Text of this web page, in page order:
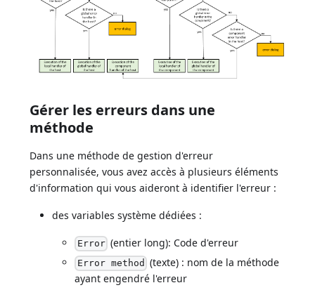
Gérer les erreurs dans une
méthode
Dans une méthode de gestion d'erreur
personnalisée, vous avez accès à plusieurs éléments
d'information qui vous aideront à identifier l'erreur :
des variables système dédiées :
Error (entier long): Code d'erreur
Error method (texte) : nom de la méthode
ayant engendré l'erreur